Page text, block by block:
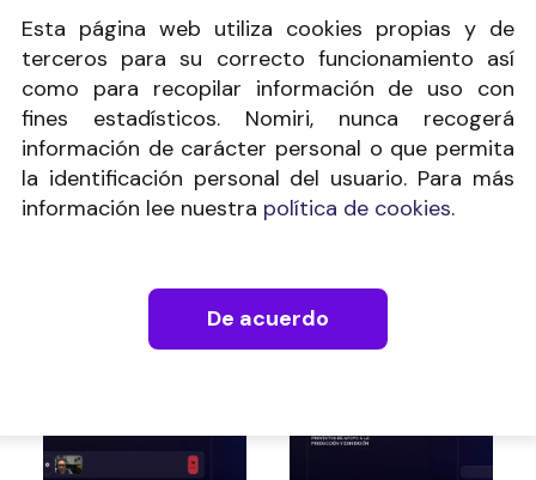
Esta página web utiliza cookies propias y de
terceros para su correcto funcionamiento así
como para recopilar información de uso con
fines estadísticos. Nomiri, nunca recogerá
información de carácter personal o que permita
la identificación personal del usuario. Para más
información lee nuestra política de cookies.
De acuerdo